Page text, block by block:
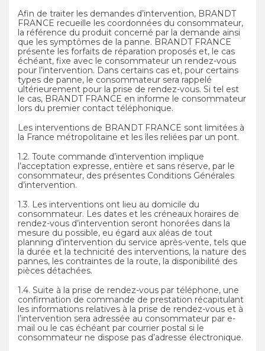
Afin de traiter les demandes d’intervention, BRANDT
FRANCE recueille les coordonnées du consommateur,
la référence du produit concerné par la demande ainsi
que les symptômes de la panne. BRANDT FRANCE
présente les forfaits de réparation proposés et, le cas
échéant, fixe avec le consommateur un rendez-vous
pour l’intervention. Dans certains cas et, pour certains
types de panne, le consommateur sera rappelé
ultérieurement pour la prise de rendez-vous. Si tel est
le cas, BRANDT FRANCE en informe le consommateur
lors du premier contact téléphonique.
Les interventions de BRANDT FRANCE sont limitées à
la France métropolitaine et les îles reliées par un pont.
1.2. Toute commande d’intervention im­plique
l’acceptation expresse, entière et sans réserve, par le
consommateur, des présentes Conditions Générales
d’intervention.
1.3. Les interventions ont lieu au domicile du
consommateur. Les dates et les créneaux horaires de
rendez-vous d’intervention seront honorées dans la
mesure du possible, eu égard aux aléas de tout
planning d’intervention du service après-vente, tels que
la durée et la technicité des interventions, la nature des
pannes, les contraintes de la route, la disponibilité des
pièces détachées.
1.4. Suite à la prise de rendez-vous par téléphone, une
confirmation de commande de prestation récapitulant
les informations relatives à la prise de rendez-vous et à
l’intervention sera adressée au consommateur par e-
mail ou le cas échéant par courrier postal si le
consommateur ne dispose pas d’adresse électronique.